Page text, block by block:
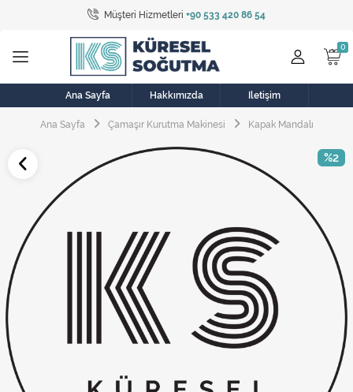
Müşteri Hizmetleri +90 533 420 86 54
Tüm Kategoriler
Bulaşık Makinesi
Buzdolabı
Çamaşır Kurutma Makinesi
Elektrikli Aksamlar
Elektrikli Süpürge
Fan
Fırın, Ocak ve Aspiratör
Ana Sayfa Hakkımızda İletişim
Ana Sayfa Çamaşır Kurutma Makinesi Kapak Mandalı
%2